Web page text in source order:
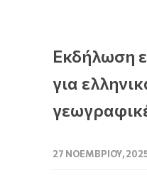
Εκδήλωση
για
27 ΝΟΕΜΒΡΊΟΥ,